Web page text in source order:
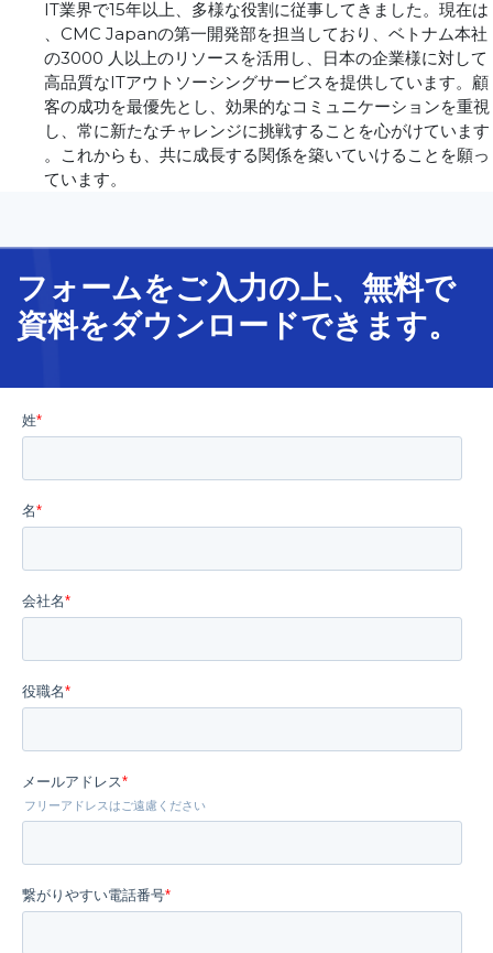
IT業界で15年以上、多様な役割に従事してきました。現在は
、CMC Japanの第一開発部を担当しており、ベトナム本社
の3000 人以上のリソースを活用し、日本の企業様に対して
高品質なITアウトソーシングサービスを提供しています。顧
客の成功を最優先とし、効果的なコミュニケーションを重視
し、常に新たなチャレンジに挑戦することを心がけています
。これからも、共に成長する関係を築いていけることを願っ
ています。
フォームをご入力の上、無料で
資料をダウンロードできます。